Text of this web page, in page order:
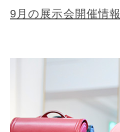
9月の展示会開催情報